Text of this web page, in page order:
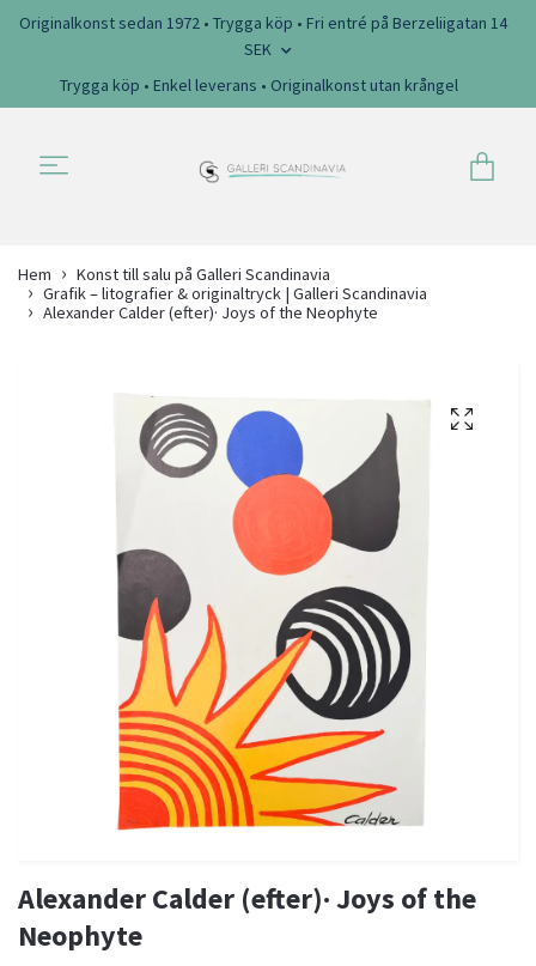
Originalkonst sedan 1972 • Trygga köp • Fri entré på Berzeliigatan 14
SEK
Trygga köp • Enkel leverans • Originalkonst utan krångel
Hem
Konst till salu på Galleri Scandinavia
Grafik – litografier & originaltryck | Galleri Scandinavia
Alexander Calder (efter)· Joys of the Neophyte
Alexander Calder (efter)· Joys of the
Neophyte